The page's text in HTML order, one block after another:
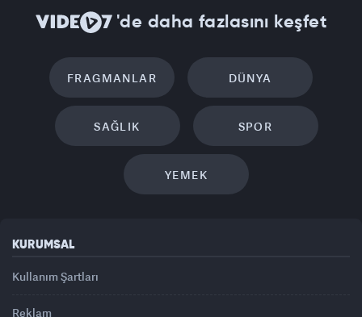
'de daha fazlasını keşfet
FRAGMANLAR DÜNYA
SAĞLIK SPOR
YEMEK
KURUMSAL
Kullanım Şartları
Reklam